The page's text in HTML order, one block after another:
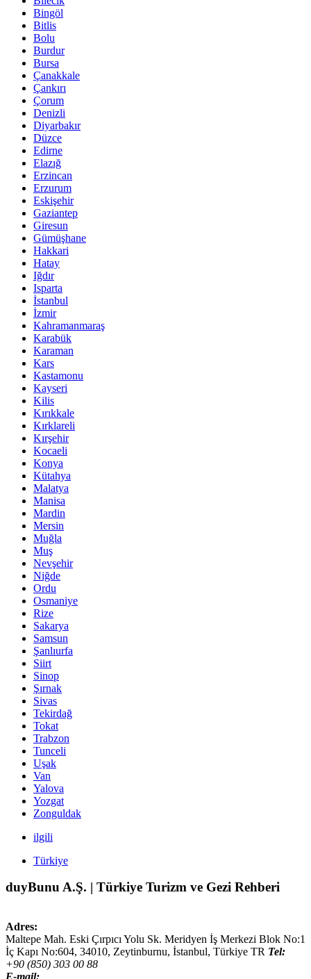
Bingöl
Bitlis
Bolu
Burdur
Bursa
Çanakkale
Çankırı
Çorum
Denizli
Diyarbakır
Düzce
Edirne
Elazığ
Erzincan
Erzurum
Eskişehir
Gaziantep
Giresun
Gümüşhane
Hakkari
Hatay
Iğdır
Isparta
İstanbul
İzmir
Kahramanmaraş
Karabük
Karaman
Kars
Kastamonu
Kayseri
Kilis
Kırıkkale
Kırklareli
Kırşehir
Kocaeli
Konya
Kütahya
Malatya
Manisa
Mardin
Mersin
Muğla
Muş
Nevşehir
Niğde
Ordu
Osmaniye
Rize
Sakarya
Samsun
Şanlıurfa
Siirt
Sinop
Şırnak
Sivas
Tekirdağ
Tokat
Trabzon
Tunceli
Uşak
Van
Yalova
Yozgat
Zonguldak
ilgili
Türkiye
duyBunu A.Ş. | Türkiye Turizm ve Gezi Rehberi
Adres:
Maltepe Mah. Eski Çırpıcı Yolu Sk. Meridyen İş Merkezi Blok No:1
İç Kapı No:604, 34010, Zeytinburnu, İstanbul, Türkiye TR Tel:
+90 (850) 303 00 88